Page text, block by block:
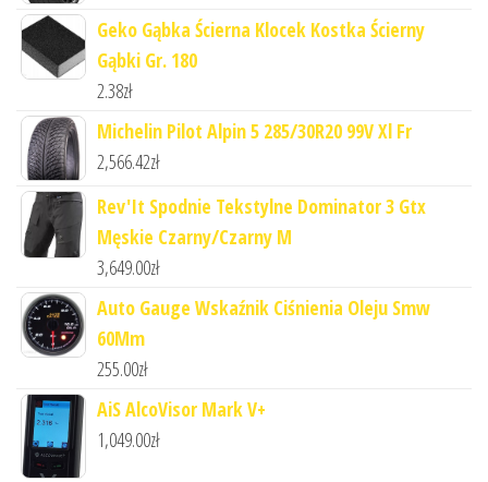
Geko Gąbka Ścierna Klocek Kostka Ścierny
Gąbki Gr. 180
2.38zł
Michelin Pilot Alpin 5 285/30R20 99V Xl Fr
2,566.42zł
Rev'It Spodnie Tekstylne Dominator 3 Gtx
Męskie Czarny/Czarny M
3,649.00zł
Auto Gauge Wskaźnik Ciśnienia Oleju Smw
60Mm
255.00zł
AiS AlcoVisor Mark V+
1,049.00zł